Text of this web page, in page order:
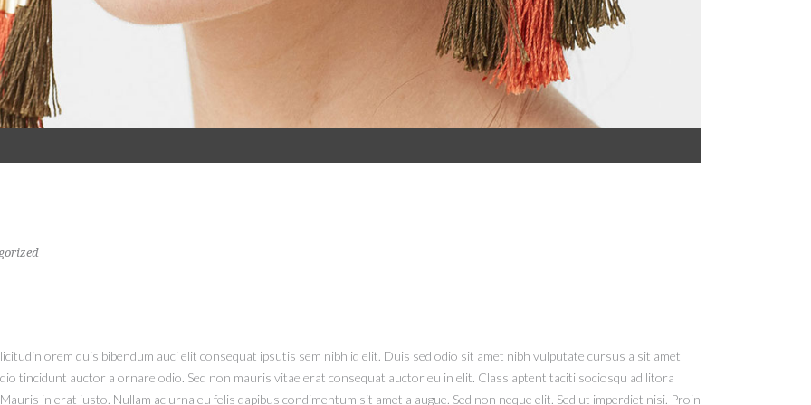
quis bibendum auci elit consequat ipsutis sem nibh id elit. Duis sed odio sit amet nibh vulputate cursus a sit amet
tincidunt auctor a ornare odio. Sed non mauris vitae erat consequat auctor eu in elit. Class aptent taciti sociosqu ad litora
in erat justo. Nullam ac urna eu felis dapibus condimentum sit amet a augue. Sed non neque elit. Sed ut imperdiet nisi. Proin